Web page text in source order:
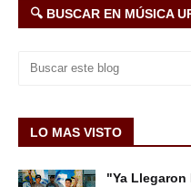
🔍 BUSCAR EN MÚSICA
LO MAS VISTO
"Ya